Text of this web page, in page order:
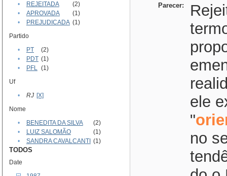
•
REJEITADA
(2)
•
APROVADA
(1)
•
PREJUDICADA (1)
Partido
•
PT
(2)
•
PDT (1)
•
PFL (1)
Uf
•
RJ [X]
Nome
•
BENEDITA DA SILVA
(2)
•
LUIZ SALOMÃO
(1)
•
SANDRA CAVALCANTI (1)
TODOS
Date
Parecer:
ele
"
no